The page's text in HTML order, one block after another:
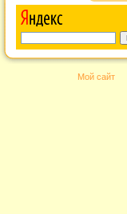
Мой сайт